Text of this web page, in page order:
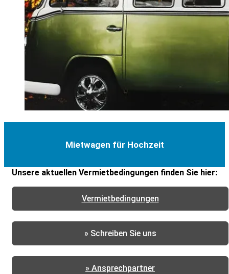
Mietwagen für Hochzeit
Unsere aktuellen Vermietbedingungen finden Sie hier:
Vermietbedingungen
» Schreiben Sie uns
» Ansprechpartner